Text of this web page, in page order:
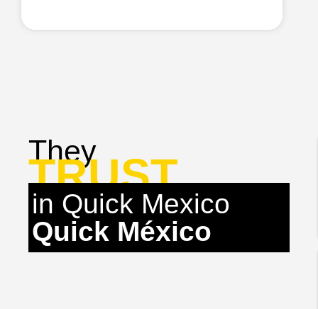
They
TRUST
in Quick Mexico
Quick México